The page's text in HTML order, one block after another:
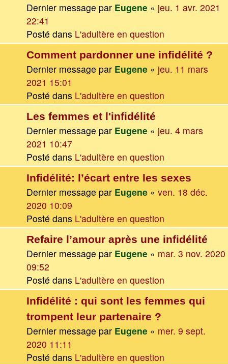
Dernier message par Eugene « jeu. 1 avr. 2021
22:41
Posté dans L'adultère en question
Comment pardonner une infidélité ?
Dernier message par Eugene « jeu. 11 mars
2021 15:01
Posté dans L'adultère en question
Les femmes et l'infidélité
Dernier message par Eugene « jeu. 4 mars
2021 10:47
Posté dans L'adultère en question
Infidélité: l’écart entre les sexes
Dernier message par Eugene « ven. 18 déc.
2020 10:09
Posté dans L'adultère en question
Refaire l’amour après une infidélité
Dernier message par Eugene « mar. 3 nov. 2020
09:52
Posté dans L'adultère en question
Infidélité : qui sont les femmes qui
trompent leur partenaire ?
Dernier message par Eugene « mer. 9 sept.
2020 11:11
Posté dans L'adultère en question